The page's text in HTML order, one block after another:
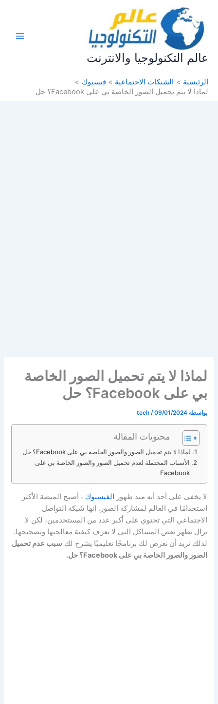
المحتوى
عالم التكنولوجيا والانترنت
الرئيسية الشبكات الاجتماعية
فيسبوك
لماذا لا يتم تحميل الصور الخاصة بي على Facebook؟ حل
لماذا لا يتم تحميل الصور الخاصة
بي على Facebook؟ حل
بواسطة tech /09/01/2024
محتويات المقالة
لماذا لا يتم تحميل الصور والصور الخاصة بي على Facebook؟ حل
الأسباب المحتملة لعدم تحميل الصور والصور الخاصة بي على
Facebook
لا يخفى على أحد أنه منذ ظهور الفيسبوك ، أصبح المنصة الأكثر
استخدامًا في العالم لمشاركة الصور. إنها شبكة التواصل
الاجتماعي التي تحتوي على أكبر عدد من المستخدمين، لكن لا
تزال تظهر بعض المشاكل التي لا نعرف كيفية معالجتها وتصحيحها.
لذلك نريد أن نعرض لك برنامجًا تعليميًا يشرح لك سبب عدم تحميل
الصور والصور الخاصة بي على Facebook؟ حل.